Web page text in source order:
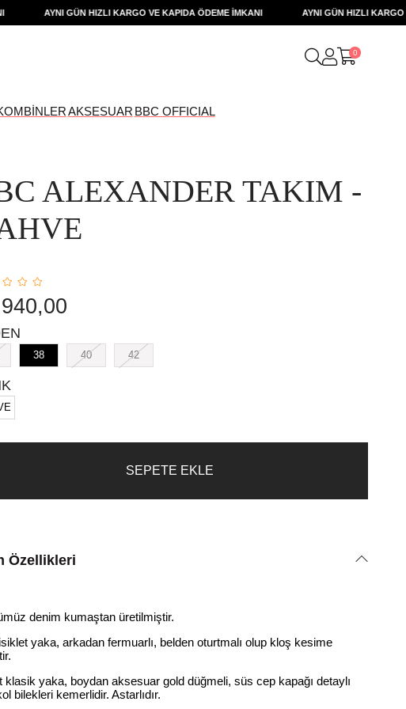
AYNI GÜN HIZLI KARGO VE KAPIDA ÖDEME İMKANI AYNI GÜN HIZLI KARGO VE
0
AKSESUAR BBC OFFICIAL
ALEXANDER TAKIM -
38 40 42
Özellikleri
denim kumaştan üretilmiştir.
yaka, arkadan fermuarlı, belden oturtmalı olup kloş kesime
klasik yaka, boydan aksesuar gold düğmeli, süs cep kapağı detaylı
bilekleri kemerlidir. Astarlıdır.